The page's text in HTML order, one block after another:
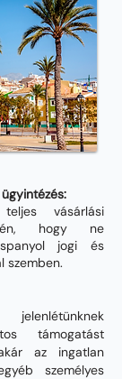
vásárlási
hogy ne
jogi és
szemben.
támogatást
az ingatlan
személyes